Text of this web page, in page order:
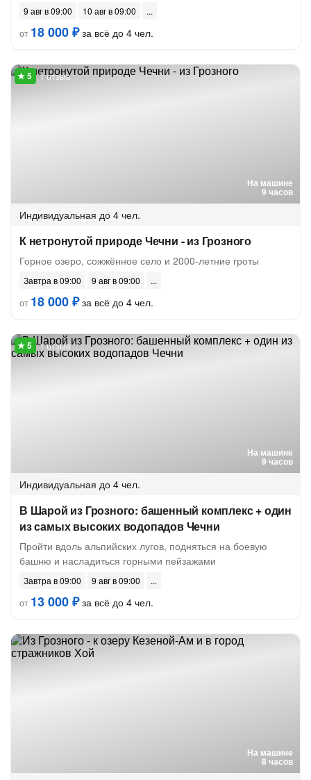
9 авг в 09:00
10 авг в 09:00
от 18 000 ₽за всё до 4 чел.
На машине
9 часов
1 отзыв
Индивидуальная до 4 чел.
К нетронутой природе Чечни - из Грозного
Горное озеро, сожжённое село и 2000-летние гроты
Завтра в 09:00
9 авг в 09:00
от 18 000 ₽за всё до 4 чел.
На машине
9 часов
1 отзыв
Индивидуальная до 4 чел.
В Шарой из Грозного: башенный комплекс + один
из самых высоких водопадов Чечни
Пройти вдоль альпийских лугов, подняться на боевую
башню и насладиться горными пейзажами
Завтра в 09:00
9 авг в 09:00
от 13 000 ₽за всё до 4 чел.
На машине
8 часов